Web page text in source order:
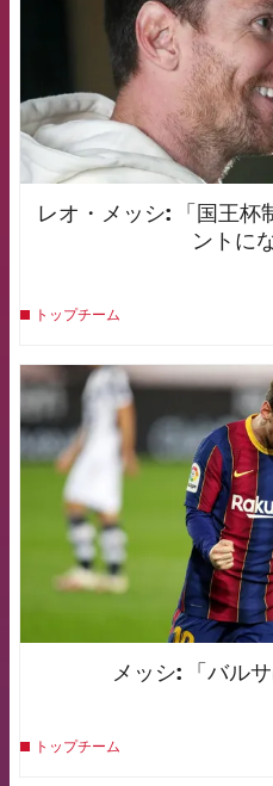
レオ・メッシ: 「国王杯
ントに
トップチーム
メッシ: 「バル
トップチーム